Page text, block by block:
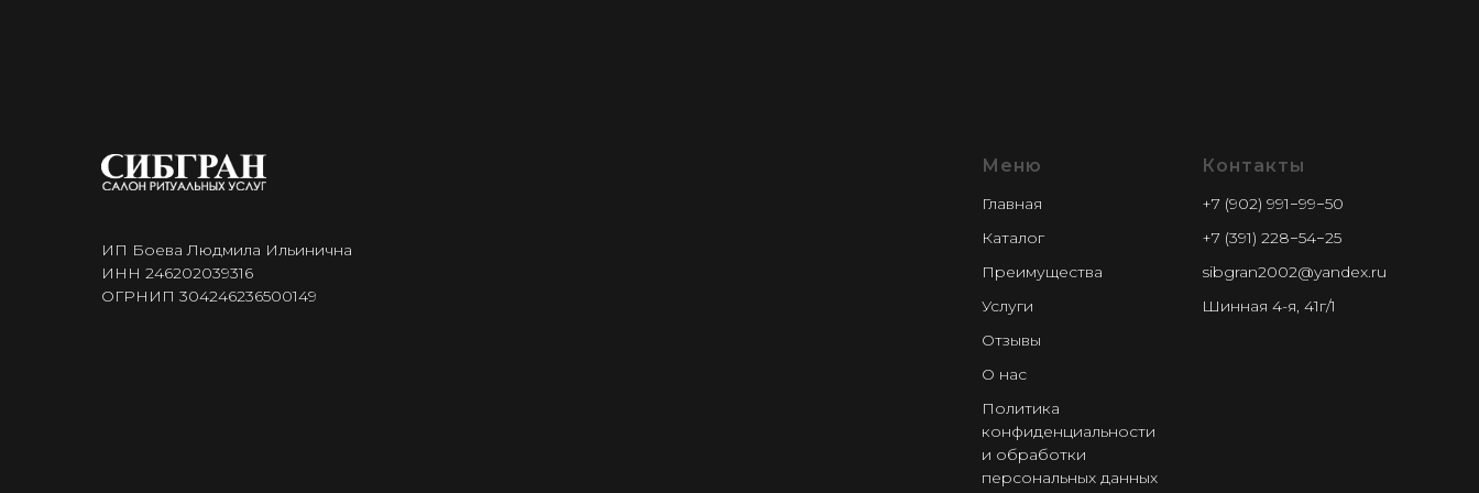
ИП Боева Людмила Ильинична
ИНН 246202039316
ОГРНИП 304246236500149
Меню
Главная
Каталог
Преимущества
Услуги
Отзывы
О нас
Политика
конфиденциальности
и обработки
персональных данных
Контакты
+7 (902) 991−99−50
+7 (391) 228−54−25
sibgran2002@yandex.ru
Шинная 4-я, 41г/1